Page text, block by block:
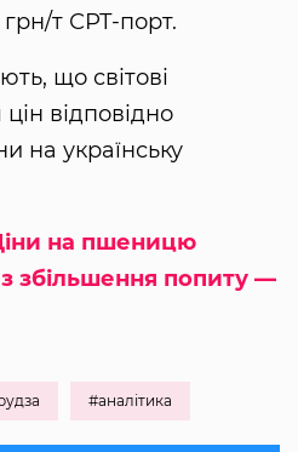
т СРТ-порт.
що світові
відповідно
на українську
на пшеницю
збільшення попиту —
#аналітика